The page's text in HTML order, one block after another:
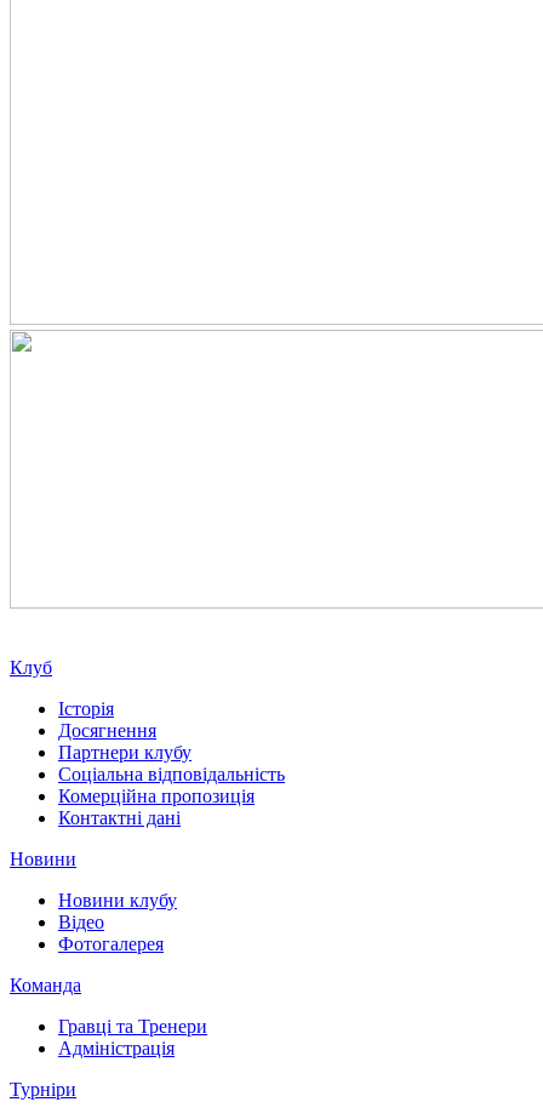
Клуб
Історія
Досягнення
Партнери клубу
Соціальна відповідальність
Комерційна пропозиція
Контактні дані
Новини
Новини клубу
Відео
Фотогалерея
Команда
Гравці та Тренери
Адміністрація
Турніри